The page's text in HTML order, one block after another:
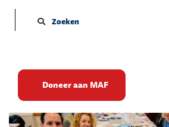
Zoeken
Doneer aan MAFAll Nations